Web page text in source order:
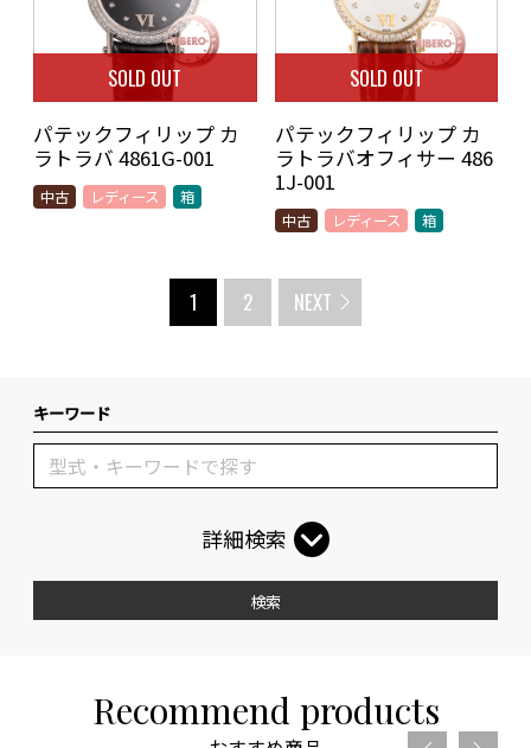
SOLD OUT
パテックフィリップ カ
ラトラバ 4861G-001
中古 レディース 箱
SOLD OUT
パテックフィリップ カ
ラトラバオフィサー 486
1J-001
中古 レディース 箱
1 2 NEXT
キーワード
詳細検索
検索
Recommend products